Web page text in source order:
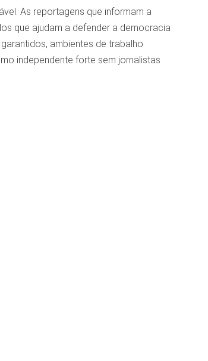
As reportagens que informam a
que ajudam a defender a democracia
ambientes de trabalho
independente forte sem jornalistas